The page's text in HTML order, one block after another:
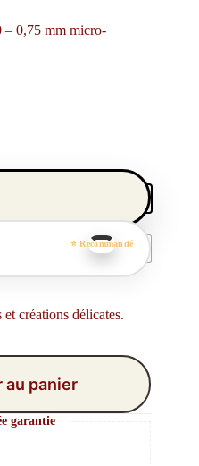
– 0,75 mm micro-
créations délicates.
au panier
garantie